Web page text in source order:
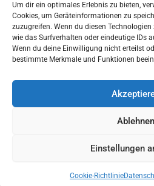
Um dir ein optimales Erlebnis zu bieten,
Cookies, um Geräteinformationen zu
zuzugreifen. Wenn du diesen
wie das Surfverhalten oder eindeutige IDs
Wenn du deine Einwilligung nicht erteilst
bestimmte Merkmale und Funktionen
Ablehnen
Einstellungen
Cookie-Richtlinie
Seo Agentur Hamburg–
Benchmark Media Solution
IMPRESSUM
Sachverständiger
F
a
c
e
I